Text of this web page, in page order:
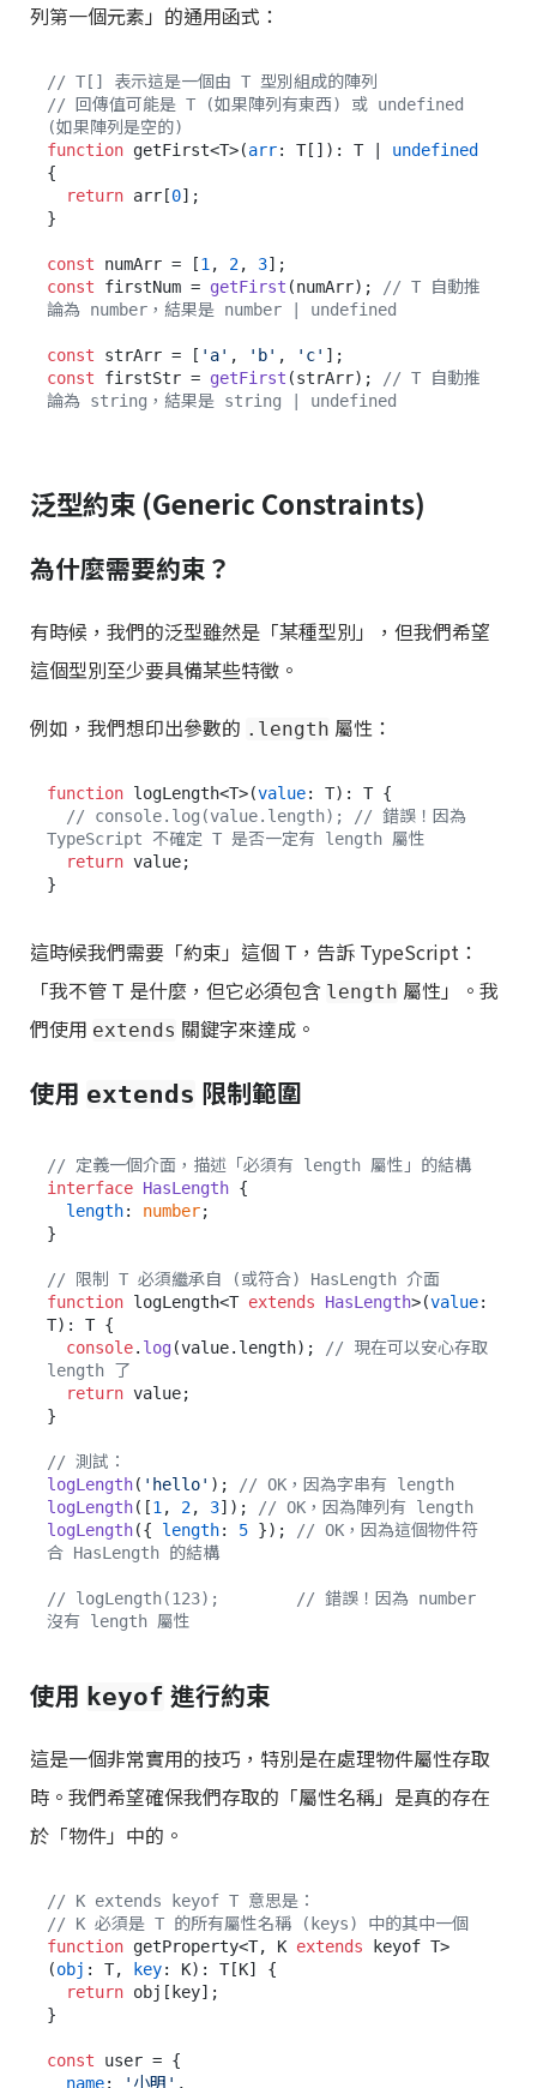
列第一個元素」的通用函式：
// T[] 表示這是一個由 T 型別組成的陣列
// 回傳值可能是 T (如果陣列有東西) 或 undefined
(如果陣列是空的)
function getFirst<T>(arr: T[]): T | undefined
{
return arr[0];
}
const numArr = [1 , 2, 3
const firstNum = getFirst (numArr);
// T 自動推
論為 number，結果是 number | undefined
const strArr = [ 'a' , 'b' , 'c'
const firstStr = getFirst (strArr);
// T 自動推
論為 string，結果是 string | undefined
泛型約束 (Generic Constraints)
為什麼需要約束？
有時候，我們的泛型雖然是「某種型別」，但我們希望
這個型別至少要具備某些特徵。
例如，我們想印出參數的 .length 屬性：
function logLength<T>(value: T): T {
// console.log(value.length); // 錯誤！因為
TypeScript 不確定 T 是否一定有 length 屬性
return value;
這時候我們需要「約束」這個 T，告訴 TypeScript：
「我不管 T 是什麼，但它必須包含 length 屬性」。我
們使用 extends 關鍵字來達成。
使用 extends 限制範圍
// 定義一個介面，描述「必須有 length 屬性」的結構
interface HasLength {
length: number;
}
// 限制 T 必須繼承自 (或符合) HasLength 介面
function logLength<T extends HasLength>(value:
T): T {
console. log(value. length);
// 現在可以安心存取
length 了
return value;
}
// 測試：
logLength( 'hello' );
// OK，因為字串有 length
logLength([1 , 2, 3]);
// OK，因為陣列有 length
logLength({ length: 5 });
// OK，因為這個物件符
合 HasLength 的結構
// logLength(123);        // 錯誤！因為 number
沒有 length 屬性
使用 keyof 進行約束
這是一個非常實用的技巧，特別是在處理物件屬性存取
時。我們希望確保我們存取的「屬性名稱」是真的存在
於「物件」中的。
// K extends keyof T 意思是：
// K 必須是 T 的所有屬性名稱 (keys) 中的其中一個
function getProperty<T, K extends keyof T>
(obj : T, key: K): T[K] {
return obj[key];
}
const user = {
name: '小明' ,